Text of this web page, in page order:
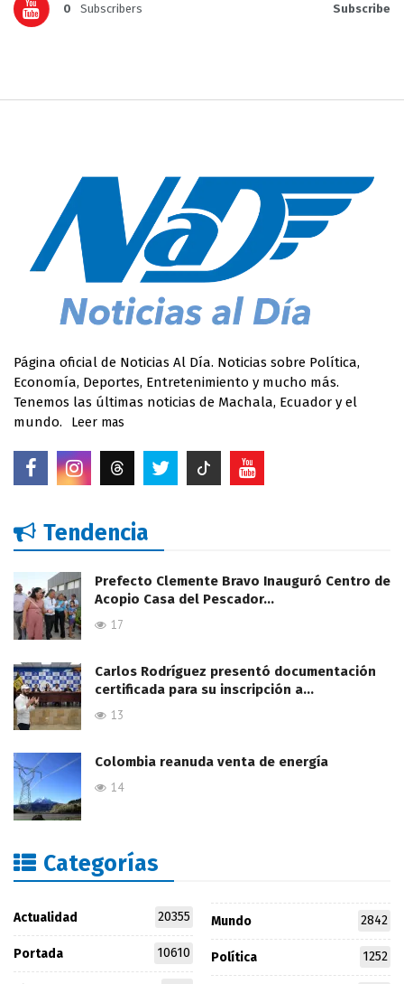
0 Subscribers Subscribe
Página oficial de Noticias Al Día. Noticias sobre Política,
Economía, Deportes, Entretenimiento y mucho más.
Tenemos las últimas noticias de Machala, Ecuador y el
mundo.
Leer mas
Tendencia
Prefecto Clemente Bravo Inauguró Centro de
Acopio Casa del Pescador…
17
Carlos Rodríguez presentó documentación
certificada para su inscripción a…
13
Colombia reanuda venta de energía
14
Categorías
Actualidad 20355
Portada 10610
Mundo 2842
Política 1252